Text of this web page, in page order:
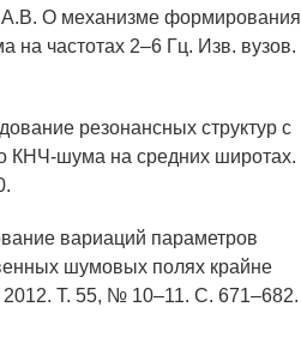
О механизме формирования
на частотах 2–6 Гц. Изв. вузов.
резонансных структур с
КНЧ-шума на средних широтах.
вариаций параметров
шумовых полях крайне
2012. Т. 55, № 10–11. С. 671–682.